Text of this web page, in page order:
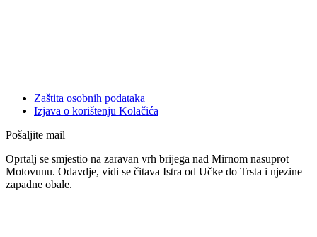
Zaštita osobnih podataka
Izjava o korištenju Kolačića
Pošaljite mail
Oprtalj se smjestio na zaravan vrh brijega nad Mirnom nasuprot
Motovunu. Odavdje, vidi se čitava Istra od Učke do Trsta i njezine
zapadne obale.